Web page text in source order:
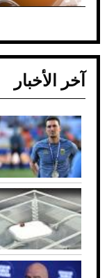
ضعف تبريد
الأسباب
آخر الأخبار